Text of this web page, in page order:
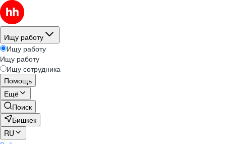
Ищу работу
Ищу работу
Ищу работу
Ищу сотрудника
Помощь
Ещё
Поиск
Бишкек
RU